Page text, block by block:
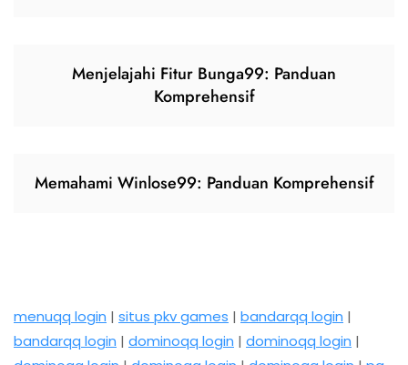
Menjelajahi Fitur Bunga99: Panduan
Komprehensif
Memahami Winlose99: Panduan Komprehensif
menuqq login | situs pkv games | bandarqq login |
bandarqq login | dominoqq login | dominoqq login |